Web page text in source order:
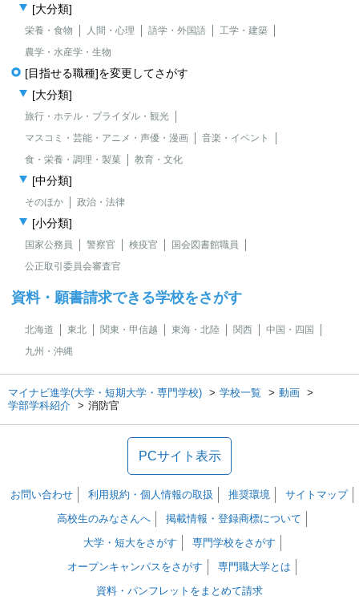
[大分類]
栄養・食物 人間・心理 語学・外国語
工学・建築
農学・水産学・生物
[目指せる職種]を変更してさがす
[大分類]
旅行・ホテル・ブライダル・観光
マスコミ・芸能・アニメ・声優・漫画
音楽・イベント
食・栄養・調理・製菓
教育・文化
[中分類]
そのほか 政治・法律
[小分類]
国家公務員 警察官 検疫官
国会図書館職員
公正取引委員会審査官
資料・願書請求できる学校をさがす
北海道 東北 関東・甲信越 東海・北陸 関西
中国・四国
九州・沖縄
マイナビ進学(大学・短期大学・専門学校) 学校一覧
動画
学部学科紹介
消防官
PCサイト表示
お問い合わせ 利用規約・個人情報の取扱 推奨環境
サイトマップ
高校生のみなさんへ
掲載情報・登録商標について
大学・短大をさがす
専門学校をさがす
オープンキャンパスをさがす
専門職大学とは
資料・パンフレットをまとめて請求